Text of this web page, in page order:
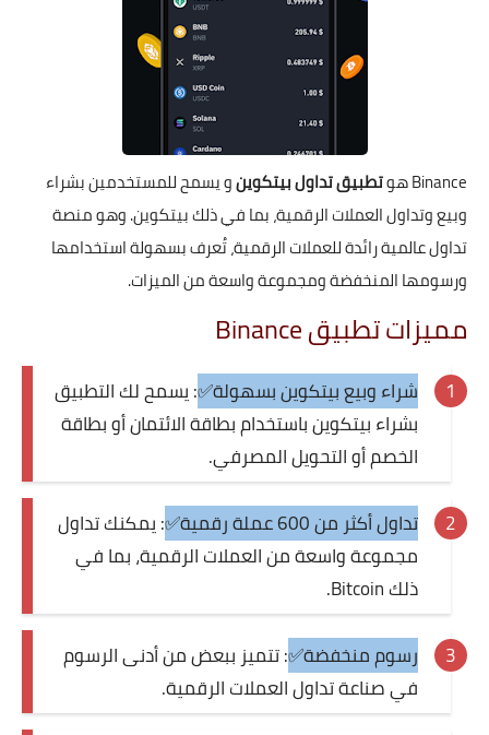
Binance هو تطبيق تداول بيتكوينو يسمح للمستخدمين بشراء
وبيع وتداول العملات الرقمية، بما في ذلك بيتكوين. وهو منصة
تداول عالمية رائدة للعملات الرقمية، تُعرف بسهولة استخدامها
ورسومها المنخفضة ومجموعة واسعة من الميزات.
مميزات تطبيق Binance
شراء وبيع بيتكوين بسهولة✅: يسمح لك التطبيق
بشراء بيتكوين باستخدام بطاقة الائتمان أو بطاقة
الخصم أو التحويل المصرفي.
تداول أكثر من 600 عملة رقمية✅
: يمكنك تداول
مجموعة واسعة من العملات الرقمية، بما في
ذلك Bitcoin.
رسوم منخفضة✅: تتميز ببعض من أدنى الرسوم
في صناعة تداول العملات الرقمية.